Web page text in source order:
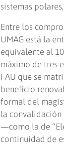
sistemas
Entre los
UMAG está la
equivalente al
máximo de tres
FAU que se
beneficio
formal del
la convalidación
—como la de
continuidad de